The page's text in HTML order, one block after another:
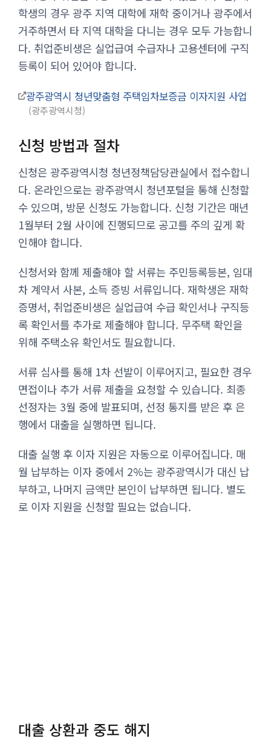
학생의 경우 광주 지역 대학에 재학 중이거나 광주에서
거주하면서 타 지역 대학을 다니는 경우 모두 가능합니
다. 취업준비생은 실업급여 수급자나 고용센터에 구직
등록이 되어 있어야 합니다.
광주광역시 청년맞춤형 주택임차보증금 이자지원 사업
광주광역시청
신청 방법과 절차
신청은 광주광역시청 청년정책담당관실에서 접수합니
다. 온라인으로는 광주광역시 청년포털을 통해 신청할
수 있으며, 방문 신청도 가능합니다. 신청 기간은 매년
1월부터 2월 사이에 진행되므로 공고를 주의 깊게 확
인해야 합니다.
신청서와 함께 제출해야 할 서류는 주민등록등본, 임대
차 계약서 사본, 소득 증빙 서류입니다. 재학생은 재학
증명서, 취업준비생은 실업급여 수급 확인서나 구직등
록 확인서를 추가로 제출해야 합니다. 무주택 확인을
위해 주택소유 확인서도 필요합니다.
서류 심사를 통해 1차 선발이 이루어지고, 필요한 경우
면접이나 추가 서류 제출을 요청할 수 있습니다. 최종
선정자는 3월 중에 발표되며, 선정 통지를 받은 후 은
행에서 대출을 실행하면 됩니다.
대출 실행 후 이자 지원은 자동으로 이루어집니다. 매
월 납부하는 이자 중에서 2%는 광주광역시가 대신 납
부하고, 나머지 금액만 본인이 납부하면 됩니다. 별도
로 이자 지원을 신청할 필요는 없습니다.
대출 상환과 중도 해지